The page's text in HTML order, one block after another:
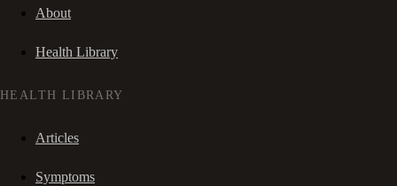
About
Health Library
HEALTH LIBRARY
Articles
Symptoms